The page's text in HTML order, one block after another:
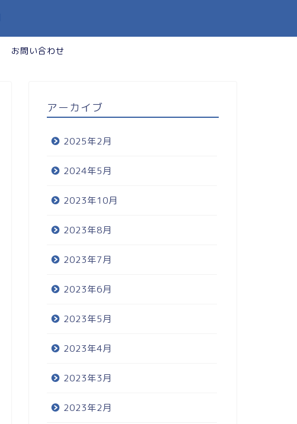
お問い合わせ
アーカイブ
2025年2月
2024年5月
2023年10月
2023年8月
2023年7月
2023年6月
2023年5月
2023年4月
2023年3月
2023年2月